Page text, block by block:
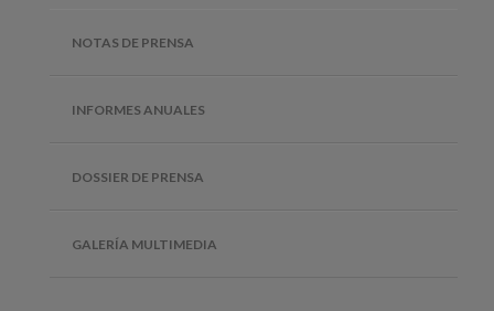
NOTAS DE PRENSA
INFORMES ANUALES
DOSSIER DE PRENSA
GALERÍA MULTIMEDIA